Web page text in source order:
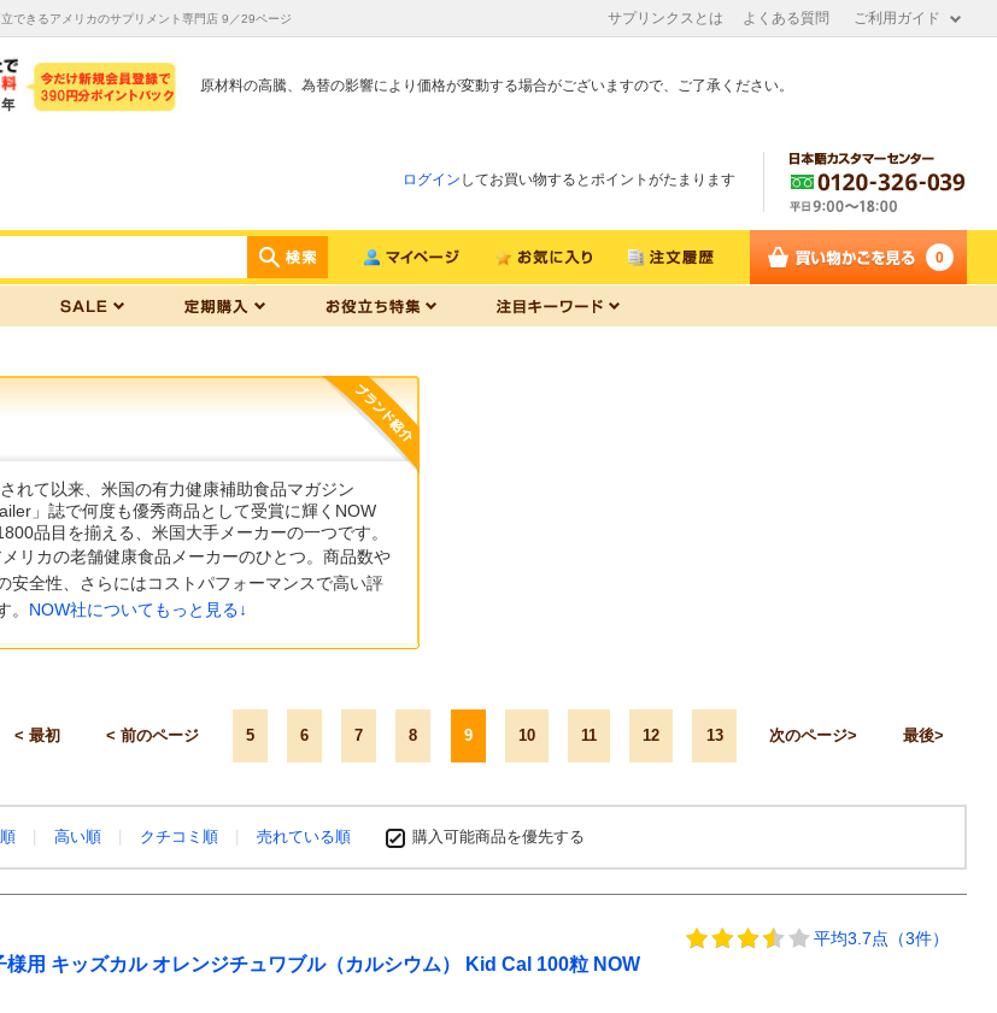
できるアメリカのサプリメント専門店 9／29ページ サプリンクスとは よくある質問 ご利用ガイド
原材料の高騰、為替の影響により価格が変動する場合がございますので、ご了承ください。
ログイン してお買い物するとポイントがたまります
0
れて以来、米国の有力健康補助食品マガジン
」誌で何度も優秀商品として受賞に輝くNOW
品目を揃える、米国大手メーカーの一つです。
リカの老舗健康食品メーカーのひとつ。商品数や
安全性、さらにはコストパフォーマンスで高い評
。 NOW社についてもっと見る↓
最初 前のページ 5 6 7 8 9 10 11 12 13 次のページ 最後
高い順 クチコミ順 売れている順 購入可能商品を優先する
平均3.7点（3件）
用 キッズカル オレンジチュワブル（カルシウム） Kid Cal 100粒 NOW